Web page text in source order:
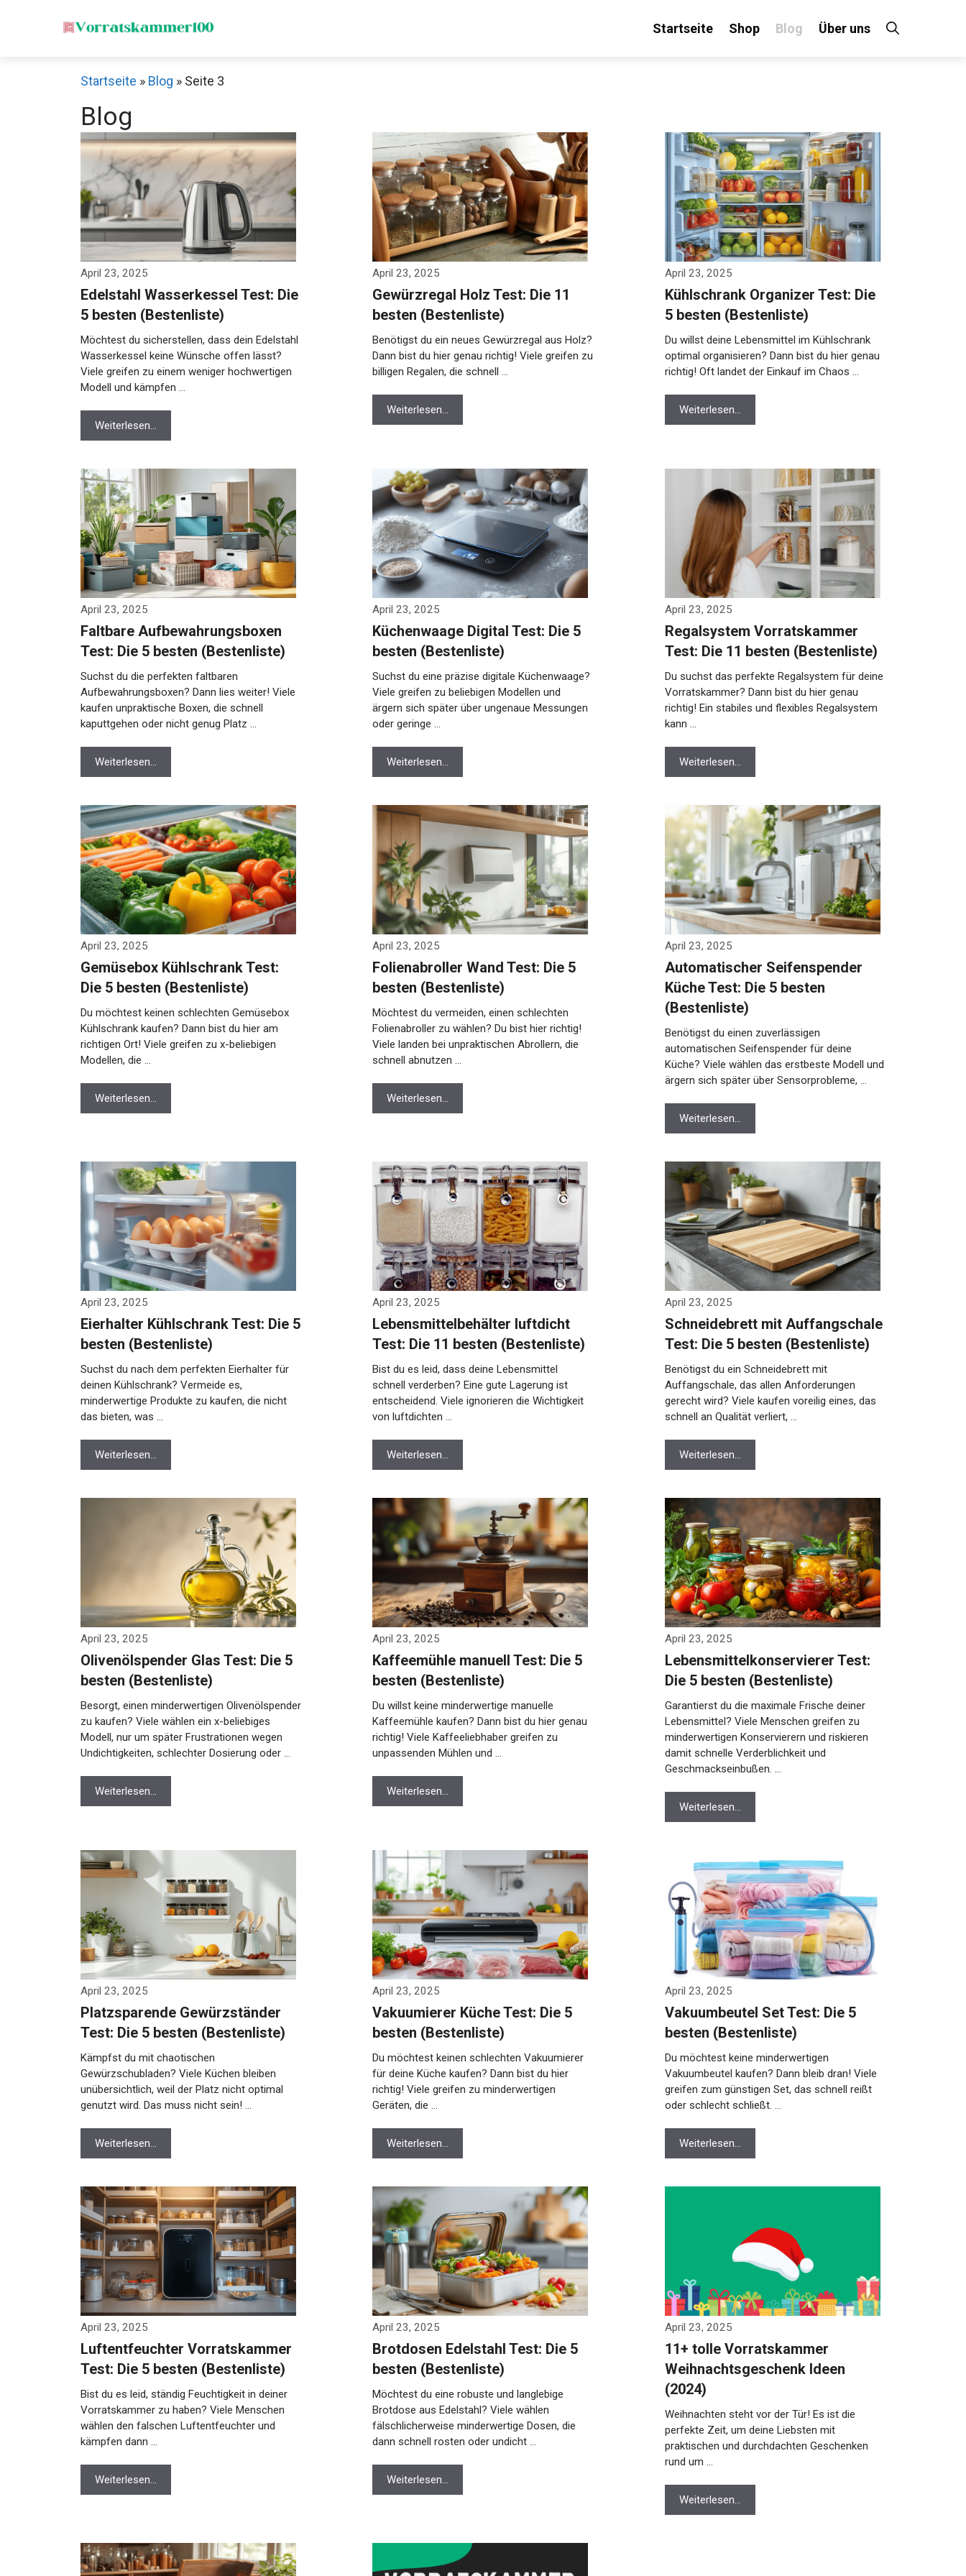
Startseite Shop Blog Über uns
Startseite » Blog » Seite 3
Blog
April 23, 2025
Edelstahl Wasserkessel Test: Die
5 besten (Bestenliste)
Möchtest du sicherstellen, dass dein Edelstahl
Wasserkessel keine Wünsche offen lässt?
Viele greifen zu einem weniger hochwertigen
Modell und kämpfen …
Weiterlesen…
April 23, 2025
Gewürzregal Holz Test: Die 11
besten (Bestenliste)
Benötigst du ein neues Gewürzregal aus Holz?
Dann bist du hier genau richtig! Viele greifen zu
billigen Regalen, die schnell …
Weiterlesen…
April 23, 2025
Kühlschrank Organizer Test: Die
5 besten (Bestenliste)
Du willst deine Lebensmittel im Kühlschrank
optimal organisieren? Dann bist du hier genau
richtig! Oft landet der Einkauf im Chaos …
Weiterlesen…
April 23, 2025
Faltbare Aufbewahrungsboxen
Test: Die 5 besten (Bestenliste)
Suchst du die perfekten faltbaren
Aufbewahrungsboxen? Dann lies weiter! Viele
kaufen unpraktische Boxen, die schnell
kaputtgehen oder nicht genug Platz …
Weiterlesen…
April 23, 2025
Küchenwaage Digital Test: Die 5
besten (Bestenliste)
Suchst du eine präzise digitale Küchenwaage?
Viele greifen zu beliebigen Modellen und
ärgern sich später über ungenaue Messungen
oder geringe …
Weiterlesen…
April 23, 2025
Regalsystem Vorratskammer
Test: Die 11 besten (Bestenliste)
Du suchst das perfekte Regalsystem für deine
Vorratskammer? Dann bist du hier genau
richtig! Ein stabiles und flexibles Regalsystem
kann …
Weiterlesen…
April 23, 2025
Gemüsebox Kühlschrank Test:
Die 5 besten (Bestenliste)
Du möchtest keinen schlechten Gemüsebox
Kühlschrank kaufen? Dann bist du hier am
richtigen Ort! Viele greifen zu x-beliebigen
Modellen, die …
Weiterlesen…
April 23, 2025
Folienabroller Wand Test: Die 5
besten (Bestenliste)
Möchtest du vermeiden, einen schlechten
Folienabroller zu wählen? Du bist hier richtig!
Viele landen bei unpraktischen Abrollern, die
schnell abnutzen …
Weiterlesen…
April 23, 2025
Automatischer Seifenspender
Küche Test: Die 5 besten
(Bestenliste)
Benötigst du einen zuverlässigen
automatischen Seifenspender für deine
Küche? Viele wählen das erstbeste Modell und
ärgern sich später über Sensorprobleme, …
Weiterlesen…
April 23, 2025
Eierhalter Kühlschrank Test: Die 5
besten (Bestenliste)
Suchst du nach dem perfekten Eierhalter für
deinen Kühlschrank? Vermeide es,
minderwertige Produkte zu kaufen, die nicht
das bieten, was …
Weiterlesen…
April 23, 2025
Lebensmittelbehälter luftdicht
Test: Die 11 besten (Bestenliste)
Bist du es leid, dass deine Lebensmittel
schnell verderben? Eine gute Lagerung ist
entscheidend. Viele ignorieren die Wichtigkeit
von luftdichten …
Weiterlesen…
April 23, 2025
Schneidebrett mit Auffangschale
Test: Die 5 besten (Bestenliste)
Benötigst du ein Schneidebrett mit
Auffangschale, das allen Anforderungen
gerecht wird? Viele kaufen voreilig eines, das
schnell an Qualität verliert, …
Weiterlesen…
April 23, 2025
Olivenölspender Glas Test: Die 5
besten (Bestenliste)
Besorgt, einen minderwertigen Olivenölspender
zu kaufen? Viele wählen ein x-beliebiges
Modell, nur um später Frustrationen wegen
Undichtigkeiten, schlechter Dosierung oder …
Weiterlesen…
April 23, 2025
Kaffeemühle manuell Test: Die 5
besten (Bestenliste)
Du willst keine minderwertige manuelle
Kaffeemühle kaufen? Dann bist du hier genau
richtig! Viele Kaffeeliebhaber greifen zu
unpassenden Mühlen und …
Weiterlesen…
April 23, 2025
Lebensmittelkonservierer Test:
Die 5 besten (Bestenliste)
Garantierst du die maximale Frische deiner
Lebensmittel? Viele Menschen greifen zu
minderwertigen Konservierern und riskieren
damit schnelle Verderblichkeit und
Geschmackseinbußen. …
Weiterlesen…
April 23, 2025
Platzsparende Gewürzständer
Test: Die 5 besten (Bestenliste)
Kämpfst du mit chaotischen
Gewürzschubladen? Viele Küchen bleiben
unübersichtlich, weil der Platz nicht optimal
genutzt wird. Das muss nicht sein! …
Weiterlesen…
April 23, 2025
Vakuumierer Küche Test: Die 5
besten (Bestenliste)
Du möchtest keinen schlechten Vakuumierer
für deine Küche kaufen? Dann bist du hier
richtig! Viele greifen zu minderwertigen
Geräten, die …
Weiterlesen…
April 23, 2025
Vakuumbeutel Set Test: Die 5
besten (Bestenliste)
Du möchtest keine minderwertigen
Vakuumbeutel kaufen? Dann bleib dran! Viele
greifen zum günstigen Set, das schnell reißt
oder schlecht schließt. …
Weiterlesen…
April 23, 2025
Luftentfeuchter Vorratskammer
Test: Die 5 besten (Bestenliste)
Bist du es leid, ständig Feuchtigkeit in deiner
Vorratskammer zu haben? Viele Menschen
wählen den falschen Luftentfeuchter und
kämpfen dann …
Weiterlesen…
April 23, 2025
Brotdosen Edelstahl Test: Die 5
besten (Bestenliste)
Möchtest du eine robuste und langlebige
Brotdose aus Edelstahl? Viele wählen
fälschlicherweise minderwertige Dosen, die
dann schnell rosten oder undicht …
Weiterlesen…
April 23, 2025
11+ tolle Vorratskammer
Weihnachtsgeschenk Ideen
(2024)
Weihnachten steht vor der Tür! Es ist die
perfekte Zeit, um deine Liebsten mit
praktischen und durchdachten Geschenken
rund um …
Weiterlesen…